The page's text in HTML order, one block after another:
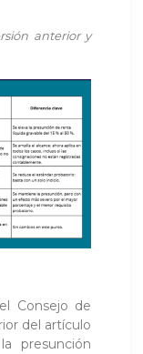
anterior y
Consejo de
del artículo
presunción